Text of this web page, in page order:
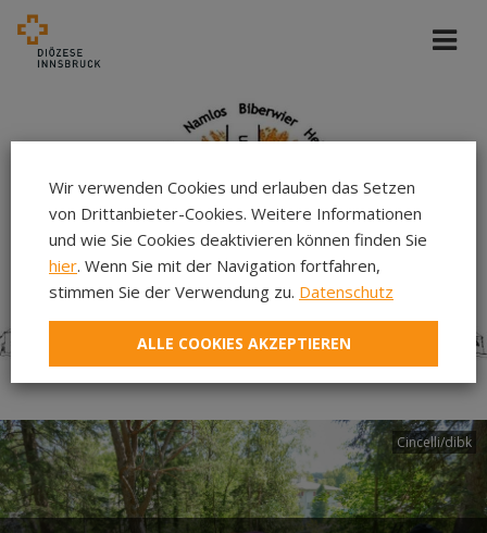
Cincelli/dibk
Wir verwenden Cookies und erlauben das Setzen
von Drittanbieter-Cookies. Weitere Informationen
und wie Sie Cookies deaktivieren können finden Sie
hier. Wenn Sie mit der Navigation fortfahren,
stimmen Sie der Verwendung zu. Datenschutz
ALLE COOKIES AKZEPTIEREN